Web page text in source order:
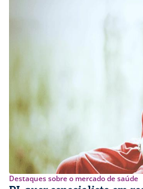
Destaques sobre o mercado de saúde